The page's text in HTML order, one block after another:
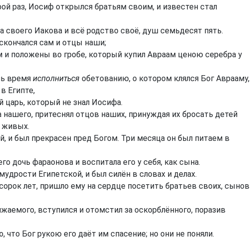
раз, Иосиф открылся братьям своим, и известен стал
своего Иакова и всё родство своё, душ семьдесят пять.
сам и отцы наши;
положены во гробе, который купил Авраам ценою серебра у
время исполниться обетованию, о котором клялся Бог Аврааму,
Египте,
царь, который не знал Иосифа.
притеснял отцов наших, принуждая их бросать детей
живых.
и был прекрасен пред Богом. Три месяца он был питаем в
дочь фараонова и воспитала его у себя, как сына.
Египетской, и был силён в словах и делах.
лет, пришло ему на сердце посетить братьев своих, сынов
вступился и отомстил за оскорблённого, поразив
что Бог рукою его даёт им спасение; но они не поняли.